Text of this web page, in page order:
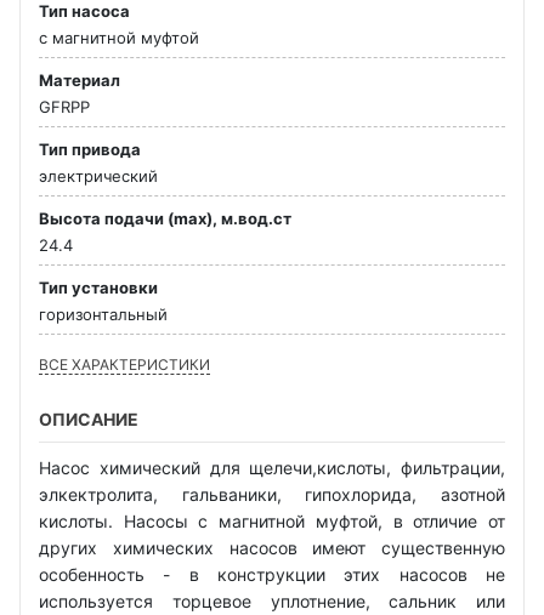
Тип насоса
с магнитной муфтой
Материал
GFRPP
Тип привода
электрический
Высота подачи (max), м.вод.ст
24.4
Тип установки
горизонтальный
ВСЕ ХАРАКТЕРИСТИКИ
ОПИСАНИЕ
Насос химический для щелечи,кислоты, фильтрации,
элкектролита, гальваники, гипохлорида, азотной
кислоты. Насосы с магнитной муфтой, в отличие от
других химических насосов имеют существенную
особенность - в конструкции этих насосов не
используется торцевое уплотнение, сальник или